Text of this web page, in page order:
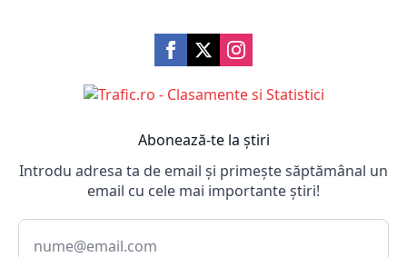
Abonează-te la știri
Introdu adresa ta de email și primește săptămânal un
email cu cele mai importante știri!